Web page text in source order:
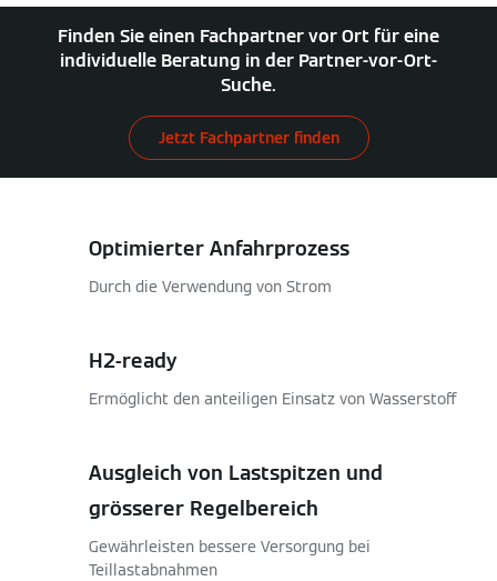
Finden Sie einen Fachpartner vor Ort für eine
individuelle Beratung in der Partner-vor-Ort-
Suche.
Jetzt Fachpartner finden
Optimierter Anfahrprozess
Durch die Verwendung von Strom
H2-ready
Ermöglicht den anteiligen Einsatz von Wasserstoff
Ausgleich von Lastspitzen und
grösserer Regelbereich
Gewährleisten bessere Versorgung bei
Teillastabnahmen